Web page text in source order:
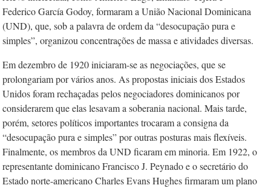
Federico García Godoy, formaram a União Nacional Dominicana
(UND), que, sob a palavra de ordem da “desocupação pura e
simples”, organizou concentrações de massa e atividades diversas.
Em dezembro de 1920 iniciaram-se as negociações, que se
prolongariam por vários anos. As propostas iniciais dos Estados
Unidos foram rechaçadas pelos negociadores dominicanos por
considerarem que elas lesavam a soberania nacional. Mais tarde,
porém, setores políticos importantes trocaram a consigna da
“desocupação pura e simples” por outras posturas mais flexíveis.
Finalmente, os membros da UND ficaram em minoria. Em 1922, o
representante dominicano Francisco J. Peynado e o secretário do
Estado norte-americano Charles Evans Hughes firma­ram um plano